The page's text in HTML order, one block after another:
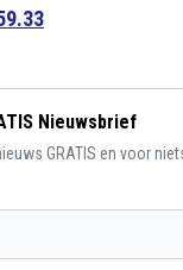
Nieuwsbrief
GRATIS en voor